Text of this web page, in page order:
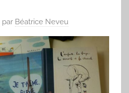
par Béatrice Neveu